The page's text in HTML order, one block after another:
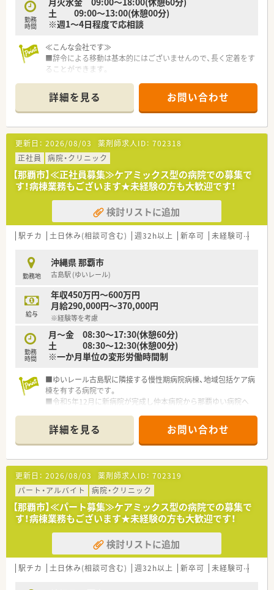
の専門性を磨き続けられます。
勤務
時間
土 09:00～13:00(休憩00分)
※週1～4日程度で応相談
≪こんな会社です≫
■辞令による移動は基本的にはございませんので、長く定着をす
ることができます。
ランスも非常に取りやすいです。
■有給取得率は8割以上とお休みも取りやすいです。
■かかりつけ等のノルマはございませんので裁量をもって勤務
可能です。
≪こんな薬局です≫
■耳鼻科、小児科、整形、眼科と幅広く処方を受けている薬局で
す。
■那覇市エリアからも通勤可能で、薬局も県道に面しております
ので通勤もしやすい薬局です。
■今回は耳鼻科が新たにオープンするため募集をしておりま
■管理薬剤師は40代後半の女性で長くご就業しているベテラン
の方の為、しっかりフォローが頂ける環境です。
詳細を見る お問い合わせ
更新日： 2026/08/03 薬剤師求人ID： 702318
正社員
病院・クリニック
【那覇市】≪正社員募集≫ケアミックス型の病院での募集で
す！病棟業務もございます★未経験の方も大歓迎です！
検討リストに追加
駅チカ 土日休み(相談可含む) 週32h以上 新卒可 未経験可
勤務地
沖縄県 那覇市
古島駅 (ゆいレール)
給与
年収450万円～600万円
月給290,000円～370,000円
※経験等を考慮
勤務
時間
月～金 08:30～17:30(休憩60分)
土 08:30～12:30(休憩00分)
※一か月単位の変形労働時間制
■ゆいレール古島駅に隣接する慢性期病院病棟、地域包括ケア病
棟を有する病院です。
■令和5年12月に新病院が完成し仲本病院から那覇ゆい病院へ
■療養病床48床、地域包括ケア病棟46床の計94床を有していま
す。
■職員専用駐車場は病院から徒歩12分程度です。
詳細を見る お問い合わせ
更新日： 2026/08/03 薬剤師求人ID： 702319
パート・アルバイト
病院・クリニック
【那覇市】≪パート募集≫ケアミックス型の病院での募集で
す！病棟業務もございます★未経験の方も大歓迎です！
検討リストに追加
駅チカ 土日休み(相談可含む) 週32h以上 新卒可 未経験可